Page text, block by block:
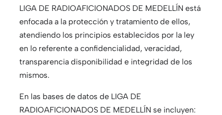
LIGA DE RADIOAFICIONADOS DE MEDELLÍN está
enfocada a la protección y tratamiento de ellos,
atendiendo los principios establecidos por la ley
en lo referente a confidencialidad, veracidad,
transparencia disponibilidad e integridad de los
mismos.
En las bases de datos de LIGA DE
RADIOAFICIONADOS DE MEDELLÍN se incluyen: